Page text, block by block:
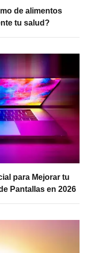
de alimentos
tu salud?
para Mejorar tu
Pantallas en 2026